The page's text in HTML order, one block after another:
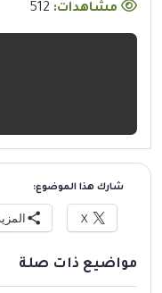
مشاهدات:
شارك هذا الموضوع:
X
مواضيع ذات صلة